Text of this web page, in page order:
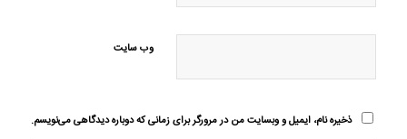
وب‌ سایت
ذخیره نام، ایمیل و وبسایت من در مرورگر برای زمانی که دوباره دیدگاهی می‌نویسم.